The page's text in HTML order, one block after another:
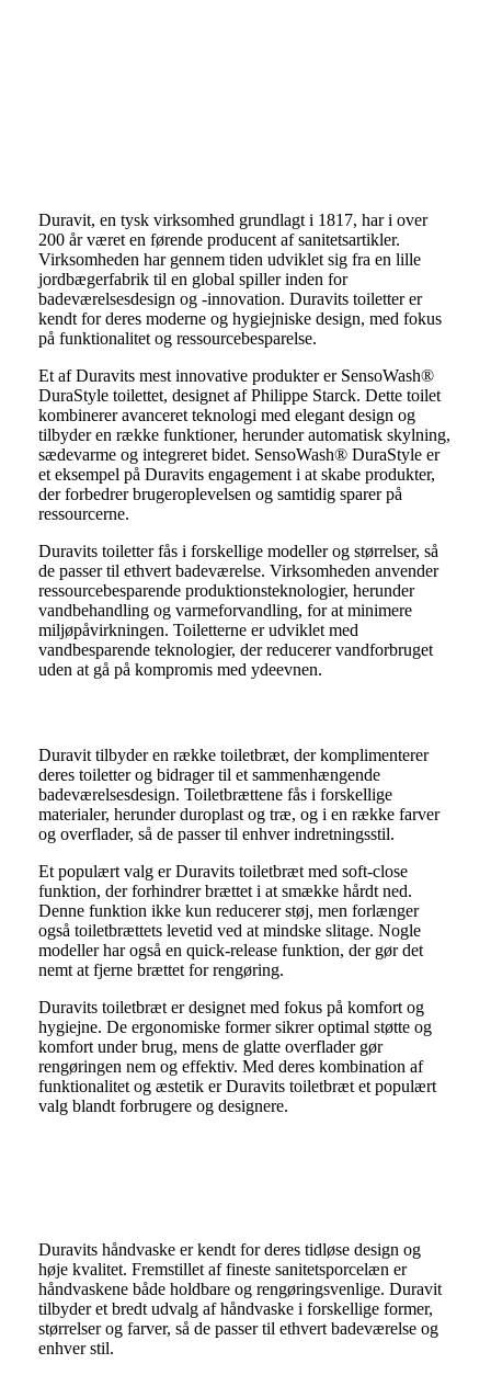
Duravit, en tysk virksomhed grundlagt i 1817, har i over
200 år været en førende producent af sanitetsartikler.
Virksomheden har gennem tiden udviklet sig fra en lille
jordbægerfabrik til en global spiller inden for
badeværelsesdesign og -innovation. Duravits toiletter er
kendt for deres moderne og hygiejniske design, med fokus
på funktionalitet og ressourcebesparelse.
Et af Duravits mest innovative produkter er SensoWash®
DuraStyle toilettet, designet af Philippe Starck. Dette toilet
kombinerer avanceret teknologi med elegant design og
tilbyder en række funktioner, herunder automatisk skylning,
sædevarme og integreret bidet. SensoWash® DuraStyle er
et eksempel på Duravits engagement i at skabe produkter,
der forbedrer brugeroplevelsen og samtidig sparer på
ressourcerne.
Duravits toiletter fås i forskellige modeller og størrelser, så
de passer til ethvert badeværelse. Virksomheden anvender
ressourcebesparende produktionsteknologier, herunder
vandbehandling og varmeforvandling, for at minimere
miljøpåvirkningen. Toiletterne er udviklet med
vandbesparende teknologier, der reducerer vandforbruget
uden at gå på kompromis med ydeevnen.
Duravit tilbyder en række toiletbræt, der komplimenterer
deres toiletter og bidrager til et sammenhængende
badeværelsesdesign. Toiletbrættene fås i forskellige
materialer, herunder duroplast og træ, og i en række farver
og overflader, så de passer til enhver indretningsstil.
Et populært valg er Duravits toiletbræt med soft-close
funktion, der forhindrer brættet i at smække hårdt ned.
Denne funktion ikke kun reducerer støj, men forlænger
også toiletbrættets levetid ved at mindske slitage. Nogle
modeller har også en quick-release funktion, der gør det
nemt at fjerne brættet for rengøring.
Duravits toiletbræt er designet med fokus på komfort og
hygiejne. De ergonomiske former sikrer optimal støtte og
komfort under brug, mens de glatte overflader gør
rengøringen nem og effektiv. Med deres kombination af
funktionalitet og æstetik er Duravits toiletbræt et populært
valg blandt forbrugere og designere.
Duravits håndvaske er kendt for deres tidløse design og
høje kvalitet. Fremstillet af fineste sanitetsporcelæn er
håndvaskene både holdbare og rengøringsvenlige. Duravit
tilbyder et bredt udvalg af håndvaske i forskellige former,
størrelser og farver, så de passer til ethvert badeværelse og
enhver stil.